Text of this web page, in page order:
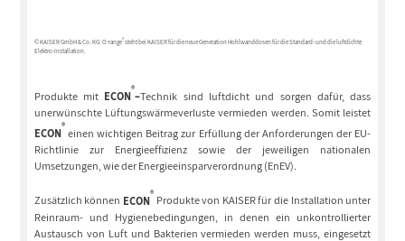
© KAISER GmbH & Co. KG: O-range®steht bei KAISER für die neue Generation Hohlwanddosen für die Standard- und die luftdichte
Elektro-Installation.
Produkte mit ECON®–Technik sind luftdicht und sorgen dafür, dass
unerwünschte Lüftungswärmeverluste vermieden werden. Somit leistet
ECON® einen wichtigen Beitrag zur Erfüllung der Anforderungen der EU-
Richtlinie zur Energieeffizienz sowie der jeweiligen nationalen
Umsetzungen, wie der Energieeinsparverordnung (EnEV).
Zusätzlich können ECON® Produkte von KAISER für die Installation unter
Reinraum- und Hygienebedingungen, in denen ein unkontrollierter
Austausch von Luft und Bakterien vermieden werden muss, eingesetzt